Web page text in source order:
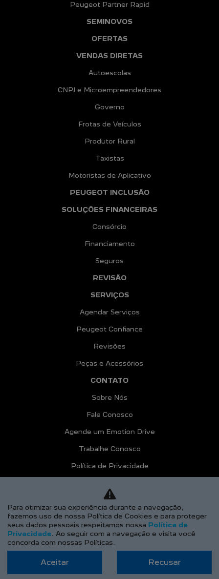
Peugeot Partner Rapid
SEMINOVOS
OFERTAS
VENDAS DIRETAS
Autoescolas
CNPJ e Microempreendedores
Governo
Frotas de Veículos
Produtor Rural
Taxistas
Motoristas de Aplicativo
PEUGEOT INCLUSÃO
SOLUÇÕES FINANCEIRAS
Consórcio
Financiamento
Seguros
REVISÃO
SERVIÇOS
Agendar Serviços
Peugeot Confiance
Revisões
Peças e Acessórios
CONTATO
Sobre Nós
Fale Conosco
Agende um Emotion Drive
Trabalhe Conosco
Política de Privacidade
AGENDE UM TEST DRIVE
Desacelere. Seu bem maior é a vida.
Para otimizar sua experiência durante a navegação,
fazemos uso de nossa Política de Cookies e para proteger
seus dados pessoais respeitamos nossa Política de
Privacidade . Ao seguir com a navegação e visita você
concorda com nossas Políticas.
Aceitar Recusar